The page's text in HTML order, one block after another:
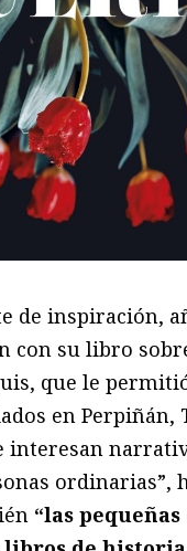
de inspiración,
con su libro
que le
en Perpiñán,
interesan
ordinarias”,
“las pequeñas